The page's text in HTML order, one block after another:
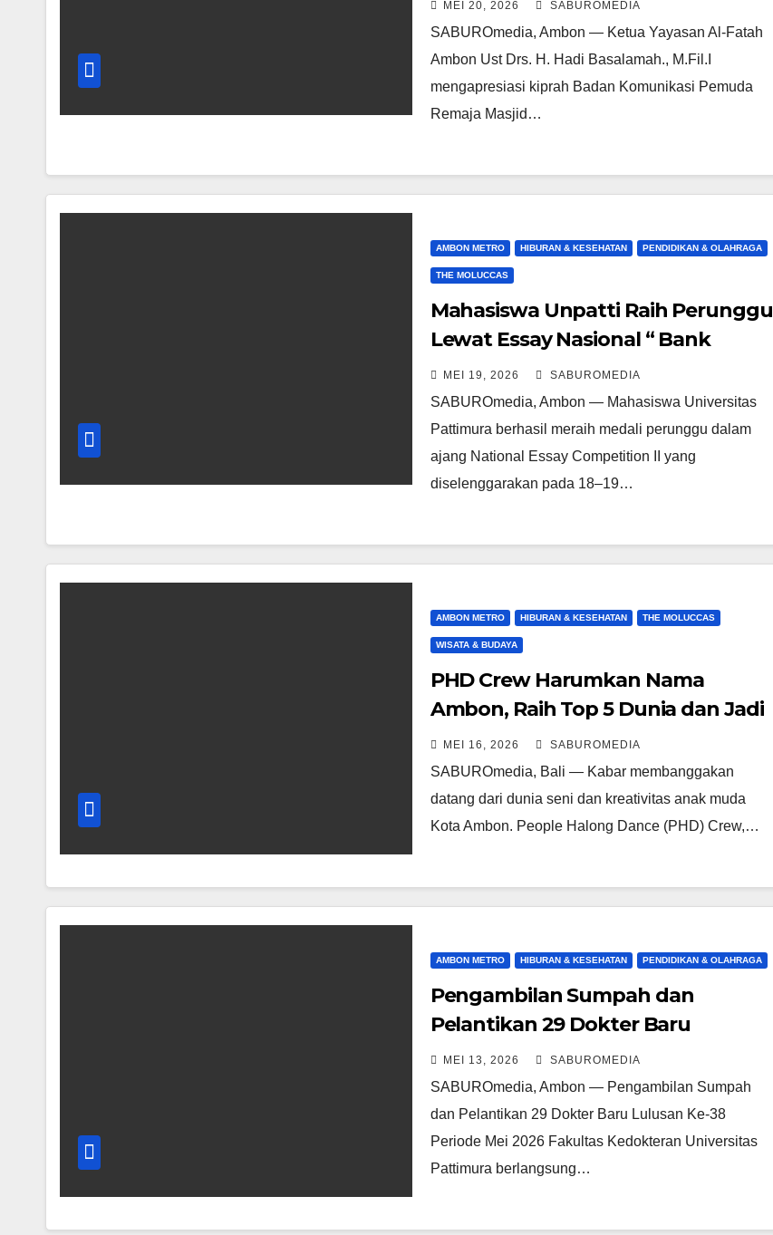
MEI 20, 2026 SABUROMEDIA
SABUROmedia, Ambon — Ketua Yayasan Al-Fatah
Ambon Ust Drs. H. Hadi Basalamah., M.Fil.I
mengapresiasi kiprah Badan Komunikasi Pemuda
Remaja Masjid…
AMBON METRO HIBURAN & KESEHATAN PENDIDIKAN & OLAHRAGA
THE MOLUCCAS
Mahasiswa Unpatti Raih Perunggu
Lewat Essay Nasional “ Bank
Limbah Pangan Pesisir: Inovasi
Social Partnership 4.0 ” di UNM
MEI 19, 2026 SABUROMEDIA
SABUROmedia, Ambon — Mahasiswa Universitas
Pattimura berhasil meraih medali perunggu dalam
ajang National Essay Competition II yang
diselenggarakan pada 18–19…
AMBON METRO HIBURAN & KESEHATAN THE MOLUCCAS
WISATA & BUDAYA
PHD Crew Harumkan Nama
Ambon, Raih Top 5 Dunia dan Jadi
Tim Dance Terbaik Asia di Bali
MEI 16, 2026 SABUROMEDIA
SABUROmedia, Bali — Kabar membanggakan
datang dari dunia seni dan kreativitas anak muda
Kota Ambon. People Halong Dance (PHD) Crew,…
AMBON METRO HIBURAN & KESEHATAN PENDIDIKAN & OLAHRAGA
Pengambilan Sumpah dan
Pelantikan 29 Dokter Baru
Lulusan FK Unpatti Ke-38 Mei 2026
MEI 13, 2026 SABUROMEDIA
SABUROmedia, Ambon — Pengambilan Sumpah
dan Pelantikan 29 Dokter Baru Lulusan Ke-38
Periode Mei 2026 Fakultas Kedokteran Universitas
Pattimura berlangsung…